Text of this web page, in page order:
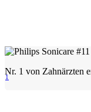
Nr. 1 von Zahnärzten
1